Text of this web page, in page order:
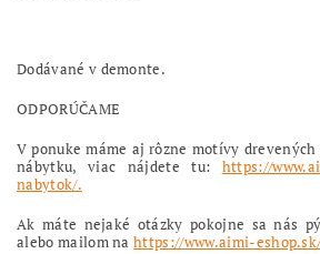
Dodávané v demonte.
ODPORÚČAME
V ponuke máme aj rôzne motívy
nábytku, viac nájdete tu: https://
nabytok/.
Ak máte nejaké otázky pokojne sa nás
alebo mailom nahttps://www.aimi-